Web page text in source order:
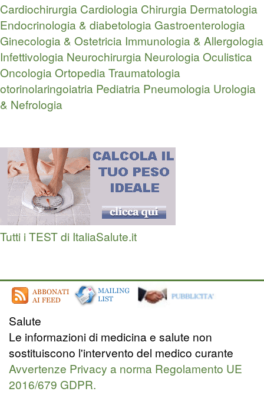
Cardiochirurgia Cardiologia Chirurgia Dermatologia
Endocrinologia & diabetologia Gastroenterologia
Ginecologia & Ostetricia Immunologia & Allergologia
Infettivologia Neurochirurgia NeurologiaOculistica
OncologiaOrtopedia Traumatologia
otorinolaringoiatria Pediatria Pneumologia Urologia
& Nefrologia
Tutti i TEST di ItaliaSalute.it
Salute
Le informazioni di medicina e salute non
sostituiscono l'intervento del medico curante
Avvertenze Privacy a norma Regolamento UE
2016/679 GDPR.